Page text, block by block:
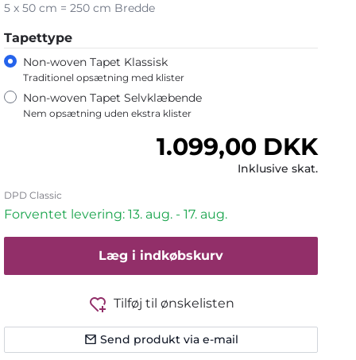
5 x 50 cm = 250 cm Bredde
Tapettype
Non-woven Tapet Klassisk
Traditionel opsætning med klister
Non-woven Tapet Selvklæbende
Nem opsætning uden ekstra klister
Normalpris
1.099,00 DKK
Inklusive skat.
DPD Classic
Forventet levering: 13. aug. - 17. aug.
Læg i indkøbskurv
Tilføj til ønskelisten
Send produkt via e-mail